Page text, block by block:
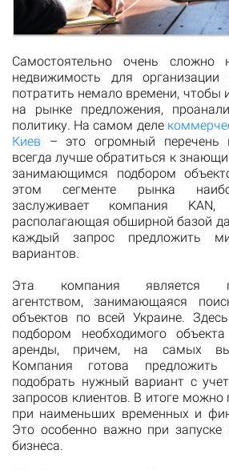
Самостоятельно очень сложно
недвижимость для организации
потратить немало времени, чтобы
на рынке предложения,
политику. На самом деле
Киев – это огромный перечень
всегда лучше обратиться к
занимающимся подбором
этом сегменте рынка
заслуживает компания KAN,
располагающая обширной базой
каждый запрос предложить
вариантов.
Эта компания является
агентством, занимающаяся
объектов по всей Украине.
подбором необходимого
аренды, причем, на самых
Компания готова
подобрать нужный вариант с
запросов клиентов. В итоге
при наименьших временных и
Это особенно важно при запуске
бизнеса.